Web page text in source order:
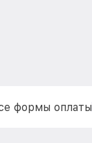
формы оплаты